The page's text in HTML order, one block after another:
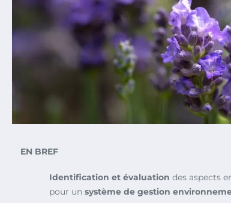
EN BREF
Identification et évaluation des aspects
pour un système de gestion